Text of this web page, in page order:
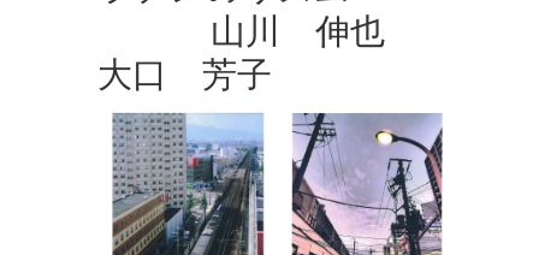
山
大口 芳子